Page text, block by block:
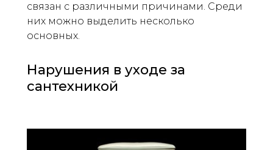
связан с различными причинами. Среди
них можно выделить несколько
основных.
Нарушения в уходе за
сантехникой